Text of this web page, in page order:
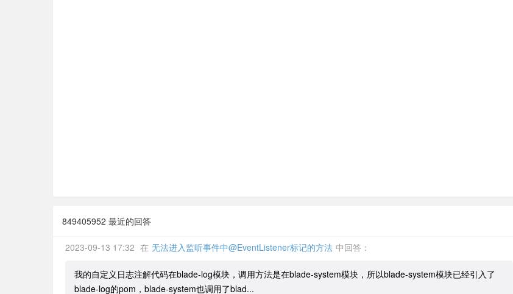
849405952 最近的回答
2023-09-13 17:32 在 无法进入监听事件中@EventListener标记的方法 中回答：
我的自定义日志注解代码在blade-log模块，调用方法是在blade-system模块，所以blade-system模块已经引入了
blade-log的pom，blade-system也调用了blad...